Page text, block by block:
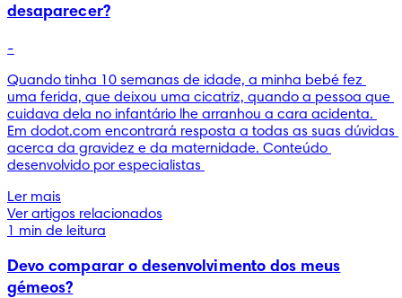
desaparecer?
-
Quando tinha 10 semanas de idade, a minha bebé fez
uma ferida, que deixou uma cicatriz, quando a pessoa que
cuidava dela no infantário lhe arranhou a cara acidenta.
Em dodot.com encontrará resposta a todas as suas dúvidas
acerca da gravidez e da maternidade. Conteúdo
desenvolvido por especialistas
Ler mais
Ver artigos relacionados
1 min de leitura
Devo comparar o desenvolvimento dos meus
gémeos?